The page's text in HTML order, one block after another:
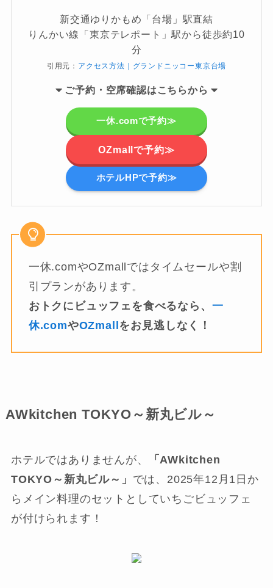
新交通ゆりかもめ「台場」駅直結
りんかい線「東京テレポート」駅から徒歩約10
分
引用元： アクセス方法｜グランドニッコー東京台場
ご予約・空席確認はこちらから
一休.comで予約≫
OZmallで予約≫
ホテルHPで予約≫
一休.comやOZmallではタイムセールや割
引プランがあります。
おトクにビュッフェを食べるなら、 一
休.comやOZmallをお見逃しなく！
AWkitchen TOKYO～新丸ビル～
ホテルではありませんが、
「AWkitchen
TOKYO～新丸ビル～」 では、2025年12月1日か
らメイン料理のセットとしていちごビュッフェ
が付けられます！